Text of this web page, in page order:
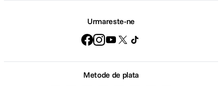
Urmareste-ne
Metode de plata